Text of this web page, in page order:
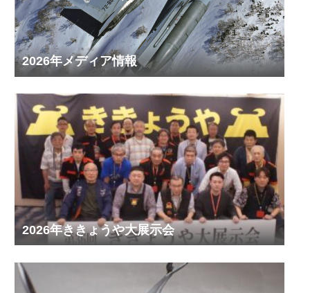
2026年メディア情報
2026年ききょうや大展示会